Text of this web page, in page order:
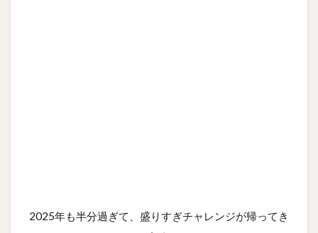
2025年も半分過ぎて、盛りすぎチャレンジが帰ってき